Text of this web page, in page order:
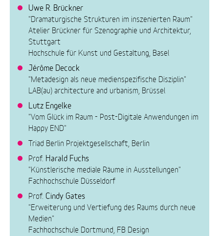
Uwe R. Brückner
"Dramaturgische Strukturen im inszenierten Raum"
Atelier Brückner für Szenographie und Architektur,
Stuttgart
Hochschule für Kunst und Gestaltung, Basel
Jérôme Decock
"Metadesign als neue medienspezifische Disziplin"
LAB(au) architecture and urbanism, Brüssel
Lutz Engelke
"Vom Glück im Raum - Post-Digitale Anwendungen im
Happy END"
Triad Berlin Projektgesellschaft, Berlin
Prof. Harald Fuchs
"Künstlerische mediale Räume in Ausstellungen"
Fachhochschule Düsseldorf
Prof. Cindy Gates
"Erweiterung und Vertiefung des Raums durch neue
Medien"
Fachhochschule Dortmund, FB Design